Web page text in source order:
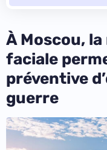
À Moscou,
faciale
préventive
guerre